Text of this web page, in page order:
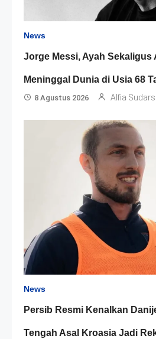
News
Jorge Messi, Ayah Sekaligus
Meninggal Dunia di Usia 68
8 Agustus 2026 Alfia
News
Persib Resmi Kenalkan
Tengah Asal Kroasia Jadi